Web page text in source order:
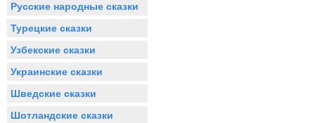
Русские народные сказки
Турецкие сказки
Узбекские сказки
Украинские сказки
Шведские сказки
Шотландские сказки